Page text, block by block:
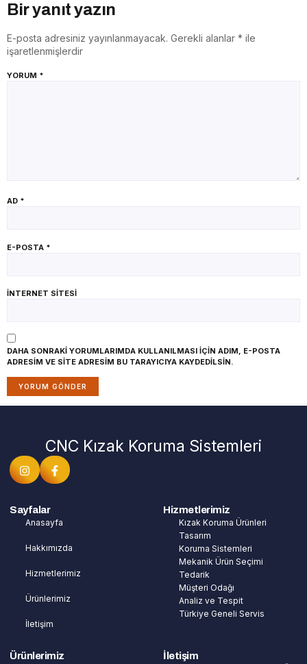
Bir yanıt yazın
E-posta adresiniz yayınlanmayacak. Gerekli alanlar * ile
işaretlenmişlerdir
YORUM *
AD *
E-POSTA *
İNTERNET SITESI
DAHA SONRAKI YORUMLARIMDA KULLANILMASI IÇIN ADIM, E-POSTA
ADRESIM VE SITE ADRESIM BU TARAYICIYA KAYDEDILSIN.
CNC Kızak Koruma Sistemleri
Sayfalar
Anasayfa
Hakkımızda
Hizmetlerimiz
Ürünlerimiz
İletişim
Hizmetlerimiz
Kızak Koruma Ürünleri
Tasarım
Koruma Sistemleri
Mekanik Ürün Seçimi
Tedarik
Müşteri Odağı
Analiz ve Tespit
Türkiye Geneli Servis
Ürünlerimiz İletişim